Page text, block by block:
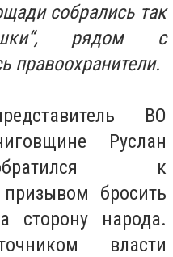
собрались так
рядом с
правоохранители.
ВО
Руслан
к
бросить
сторону народа.
власти